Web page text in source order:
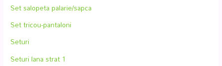
Set salopeta palarie/sapca
Set tricou-pantaloni
Seturi
Seturi lana strat 1